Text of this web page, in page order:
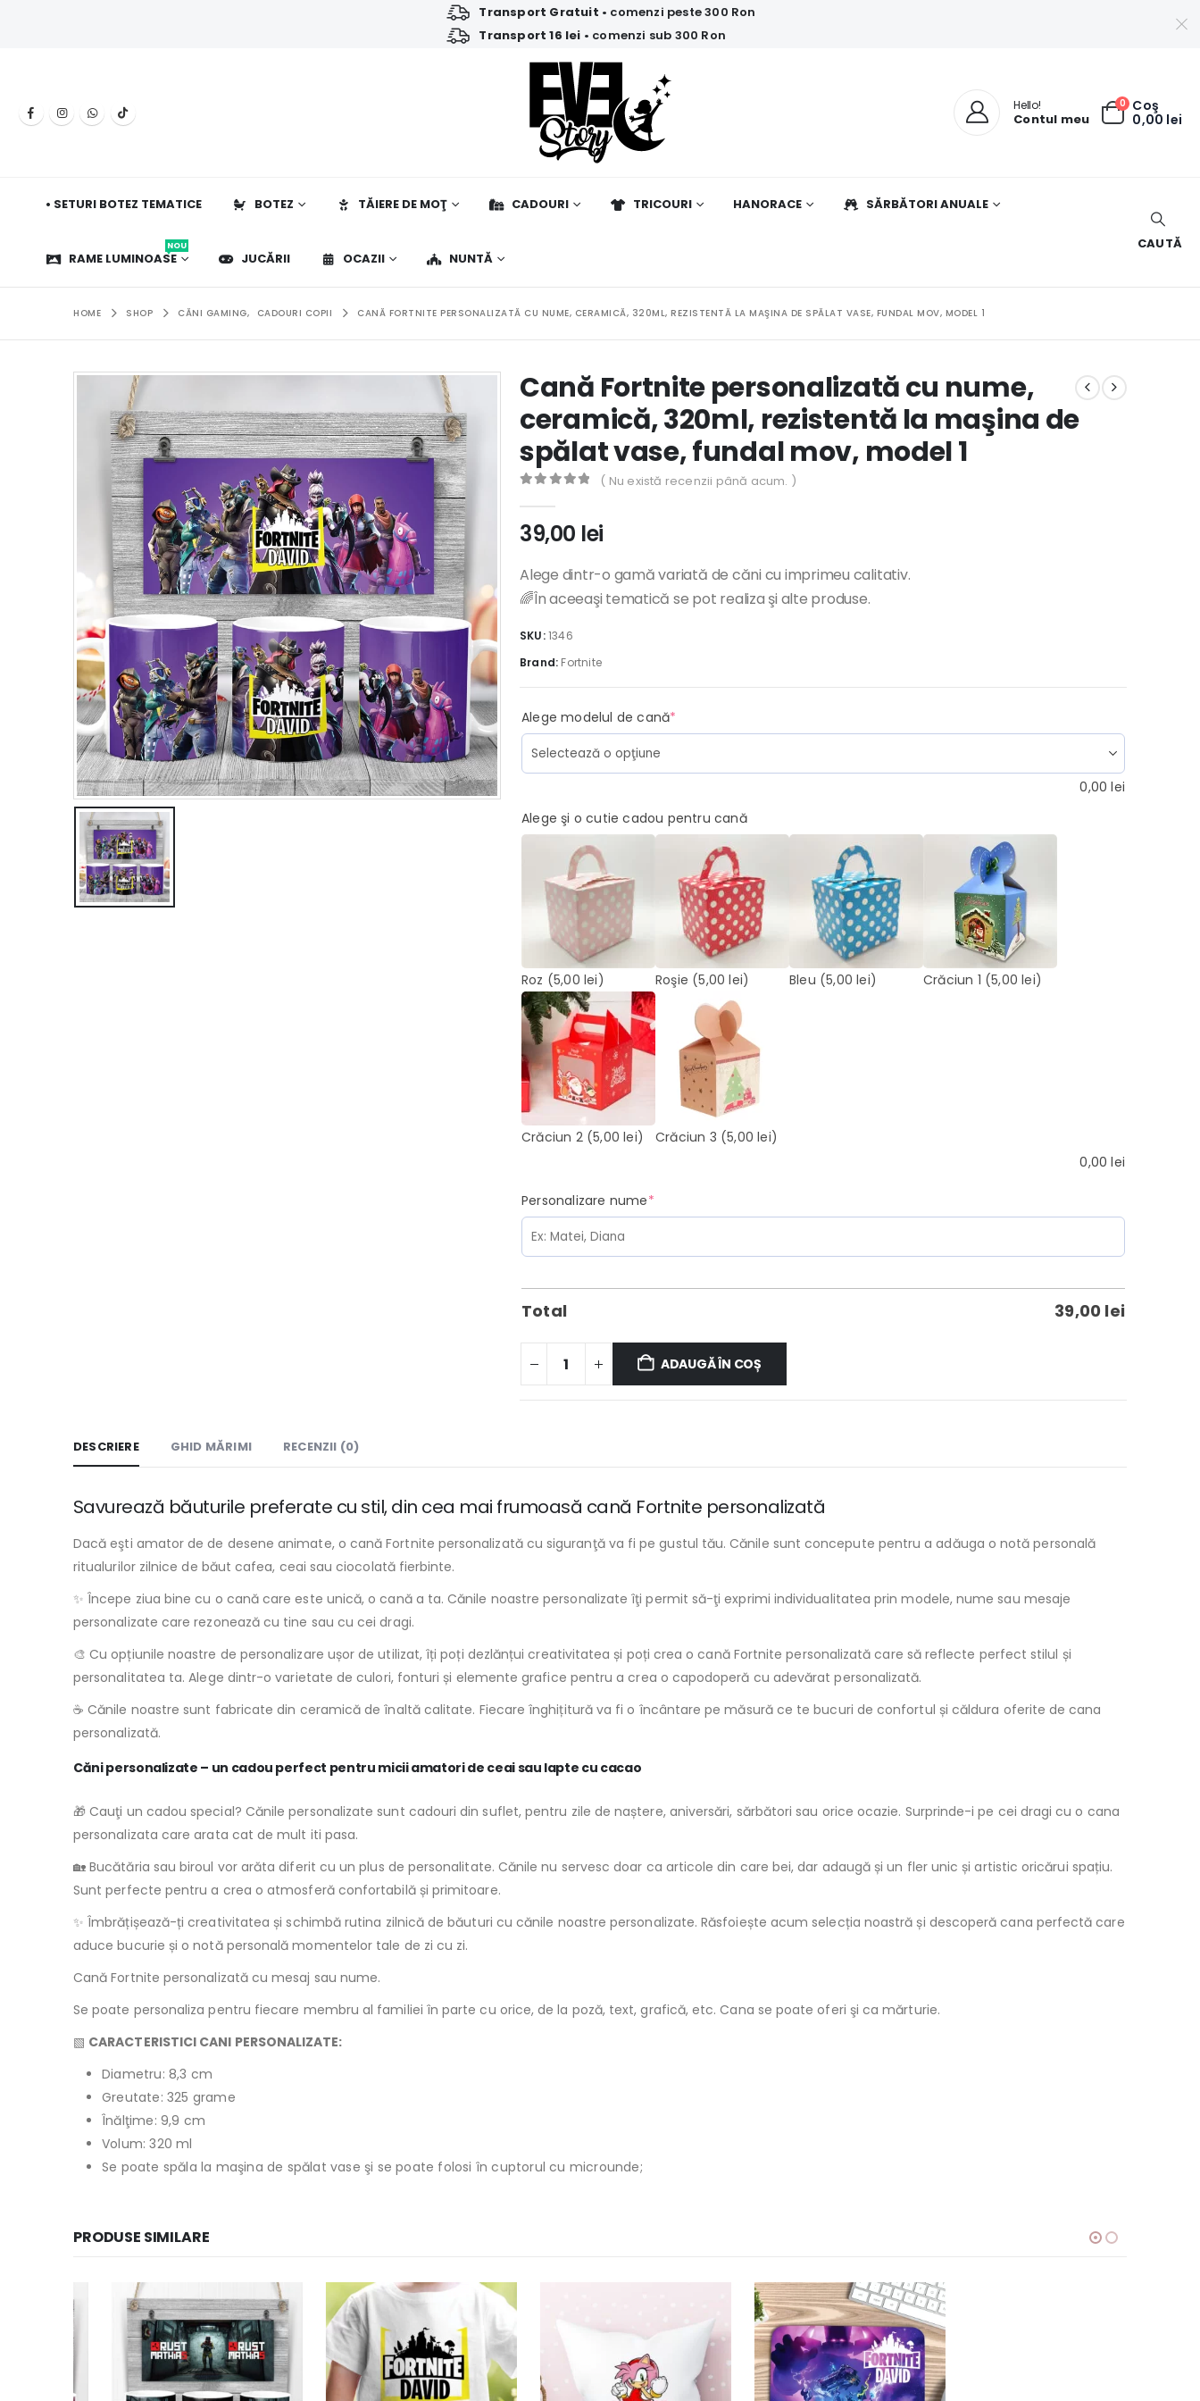
Transport Gratuit • comenzi peste 300 Ron
Transport 16 lei • comenzi sub 300 Ron
Hello!
Contul meu
0 Coş
0,00 lei
• SETURI BOTEZ TEMATICE BOTEZ TĂIERE DE MOŢ CADOURI TRICOURI HANORACE SĂRBĂTORI ANUALE
RAME LUMINOASE
NOU
JUCĂRII OCAZII NUNTĂ
CAUTĂ
HOME SHOP CĂNI GAMING, CADOURI COPII CANĂ FORTNITE PERSONALIZATĂ CU NUME, CERAMICĂ, 320ML, REZISTENTĂ LA MAŞINA DE SPĂLAT VASE, FUNDAL MOV, MODEL 1
Cană Fortnite personalizată cu nume,
ceramică, 320ml, rezistentă la maşina de
spălat vase, fundal mov, model 1
( Nu există recenzii până acum. )
39,00 lei
Alege dintr-o gamă variată de căni cu imprimeu calitativ.
🌈În aceeaşi tematică se pot realiza şi alte produse.
SKU:1346
Brand: Fortnite
Alege modelul de cană*
0,00lei
Alege şi o cutie cadou pentru cană
Roz (5,00 lei) Roşie (5,00 lei) Bleu (5,00 lei) Crăciun 1 (5,00 lei)
Crăciun 2(5,00 lei) Crăciun 3 (5,00 lei)
0,00lei
Personalizare nume*(required)
Total 39,00 lei
ADAUGĂ ÎN COȘ
DESCRIERE GHID MĂRIMI RECENZII (0)
Savurează băuturile preferate cu stil, din cea mai frumoasă cană Fortnite personalizată
Dacă eşti amator de de desene animate, o cană Fortnite personalizată cu siguranţă va fi pe gustul tău. Cănile sunt concepute pentru a adăuga o notă personală
ritualurilor zilnice de băut cafea, ceai sau ciocolată fierbinte.
✨ Începe ziua bine cu o cană care este unică, o cană a ta. Cănile noastre personalizate îţi permit să-ţi exprimi individualitatea prin modele, nume sau mesaje
personalizate care rezonează cu tine sau cu cei dragi.
🎨 Cu opțiunile noastre de personalizare ușor de utilizat, îți poți dezlănțui creativitatea și poți crea o cană Fortnite personalizată care să reflecte perfect stilul și
personalitatea ta. Alege dintr-o varietate de culori, fonturi și elemente grafice pentru a crea o capodoperă cu adevărat personalizată.
☕️ Cănile noastre sunt fabricate din ceramică de înaltă calitate. Fiecare înghițitură va fi o încântare pe măsură ce te bucuri de confortul și căldura oferite de cana
personalizată.
Căni personalizate – un cadou perfect pentru micii amatori de ceai sau lapte cu cacao
🎁 Cauţi un cadou special? Cănile personalizate sunt cadouri din suflet, pentru zile de naștere, aniversări, sărbători sau orice ocazie. Surprinde-i pe cei dragi cu o cana
personalizata care arata cat de mult iti pasa.
🏡 Bucătăria sau biroul vor arăta diferit cu un plus de personalitate. Cănile nu servesc doar ca articole din care bei, dar adaugă și un fler unic și artistic oricărui spațiu.
Sunt perfecte pentru a crea o atmosferă confortabilă și primitoare.
✨ Îmbrățișează-ți creativitatea și schimbă rutina zilnică de băuturi cu cănile noastre personalizate. Răsfoiește acum selecția noastră și descoperă cana perfectă care
aduce bucurie și o notă personală momentelor tale de zi cu zi.
Cană Fortnite personalizată cu mesaj sau nume.
Se poate personaliza pentru fiecare membru al familiei în parte cu orice, de la poză, text, grafică, etc. Cana se poate oferi şi ca mărturie.
▧ CARACTERISTICI CANI PERSONALIZATE:
Diametru: 8,3 cm
Greutate: 325 grame
Înălţime: 9,9 cm
Volum: 320 ml
Se poate spăla la maşina de spălat vase şi se poate folosi în cuptorul cu microunde;
PRODUSE SIMILARE